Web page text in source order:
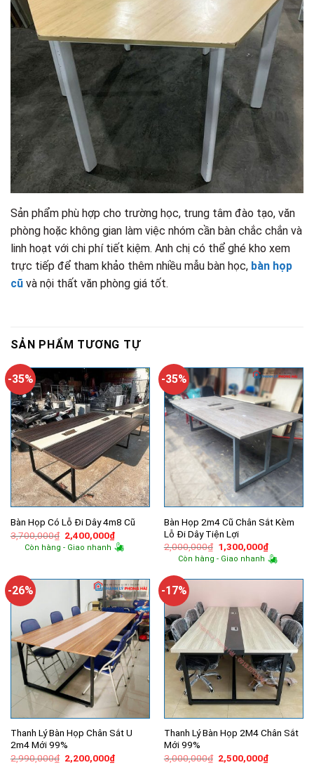
Sản phẩm phù hợp cho trường học, trung tâm đào tạo, văn
phòng hoặc không gian làm việc nhóm cần bàn chắc chắn và
linh hoạt với chi phí tiết kiệm. Anh chị có thể ghé kho xem
trực tiếp để tham khảo thêm nhiều mẫu bàn học, bàn họp
cũ và nội thất văn phòng giá tốt.
SẢN PHẨM TƯƠNG TỰ
-35%
Bàn Họp Có Lỗ Đi Dây 4m8 Cũ
3,700,000₫ Giá
gốc
là:
2,400,000₫Giá
hiện
tại
Còn hàng - Giao nhanh
-35%
Bàn Họp 2m4 Cũ Chân Sắt Kèm
Lỗ Đi Dây Tiện Lợi
2,000,000₫ Giá
gốc
là:
1,300,000₫Giá
hiện
tại
Còn hàng - Giao nhanh
-26%
Thanh Lý Bàn Họp Chân Sắt U
2m4 Mới 99%
2,990,000₫ Giá
2,200,000₫Giá
-17%
Thanh Lý Bàn Họp 2M4 Chân Sắt
Mới 99%
3,000,000₫ Giá
2,500,000₫Giá